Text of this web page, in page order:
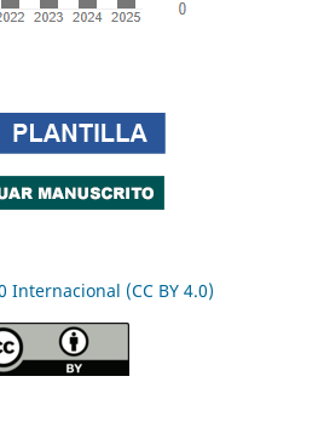
Internacional (CC BY 4.0)